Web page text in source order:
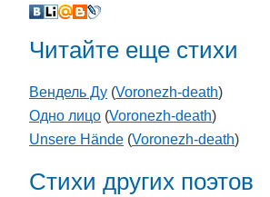
Читайте еще стихи
Вендель Ду (Voronezh-death)
Одно лицо (Voronezh-death)
Unsere Hände (Voronezh-death)
Стихи других поэтов